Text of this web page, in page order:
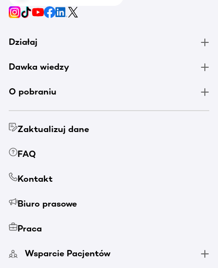
Działaj
Dawka wiedzy
O pobraniu
Zaktualizuj dane
FAQ
Kontakt
Biuro prasowe
Praca
Wsparcie Pacjentów